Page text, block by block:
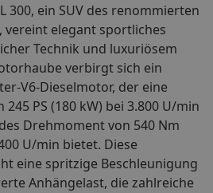
300, ein SUV des renommierten
vereint elegant sportliches
Technik und luxuriösem
verbirgt sich ein
V6-Dieselmotor, der eine
PS (180 kW) bei 3.800 U/min
Drehmoment von 540 Nm
U/min bietet. Diese
eine spritzige Beschleunigung
Anhängelast, die zahlreiche